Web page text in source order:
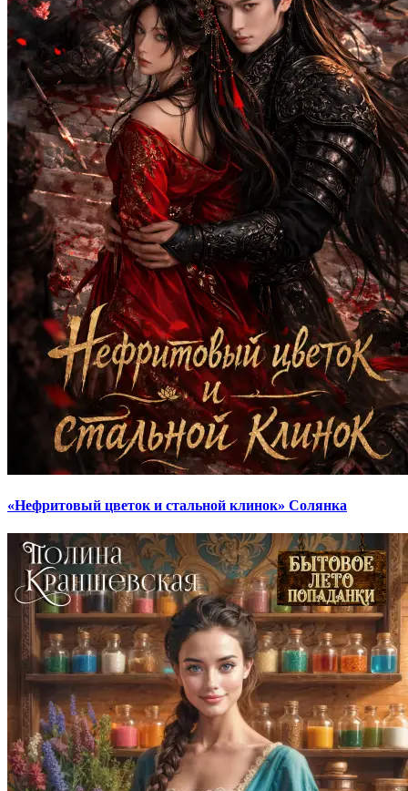
«Нефритовый цветок и стальной клинок» Солянка